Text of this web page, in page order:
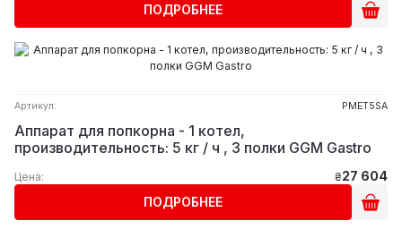
ПОДРОБНЕЕ
Артикул: PMET5SA
Аппарат для попкорна - 1 котел,
производительность: 5 кг / ч , 3 полки GGM Gastro
Цена: ₴27 604
ПОДРОБНЕЕ